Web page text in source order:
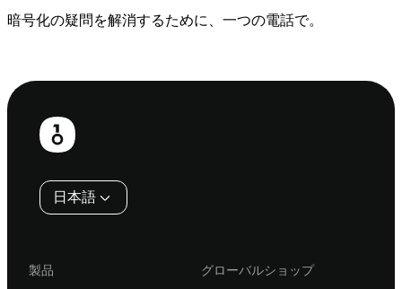
暗号化の疑問を解消するために、一つの電話で。
フ
日本語
製品
グローバルショップ